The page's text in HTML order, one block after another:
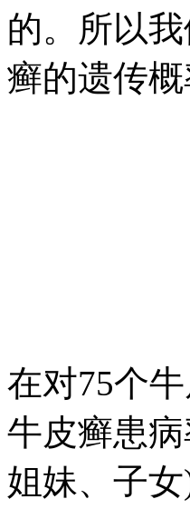
的。所以
癣的遗传
在对75个
牛皮癣患
姐妹、子